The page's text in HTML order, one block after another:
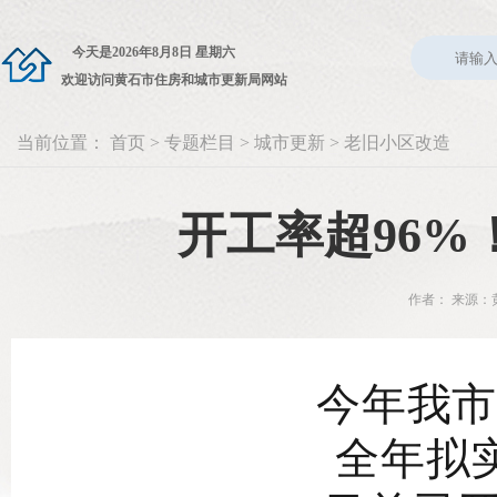
今天是2026年8月8日 星期六
欢迎访问黄石市住房和城市更新局网站
当前位置： 首页 > 专题栏目 > 城市更新 > 老旧小区改造
开工率超96%
作者： 来源
今年我
全年拟